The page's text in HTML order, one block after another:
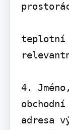
teplotní
4.
adresa